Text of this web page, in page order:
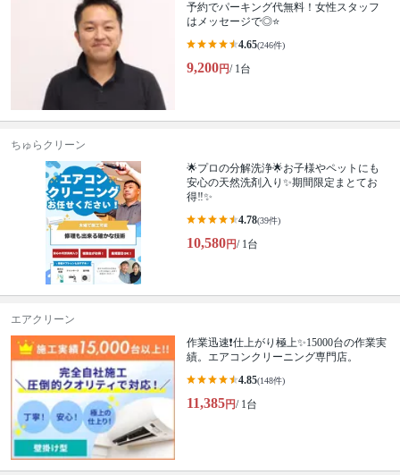
予約でパーキング代無料！女性スタッフ
はメッセージで◎⭐️
4.65(246件)
9,200円/ 1台
ちゅらクリーン
🌟プロの分解洗浄🌟お子様やペットにも
安心の天然洗剤入り✨期間限定まとてお
得‼️✨
4.78(39件)
10,580円/ 1台
エアクリーン
作業迅速❗️仕上がり極上✨15000台の作業実
績。エアコンクリーニング専門店。
4.85(148件)
11,385円/ 1台